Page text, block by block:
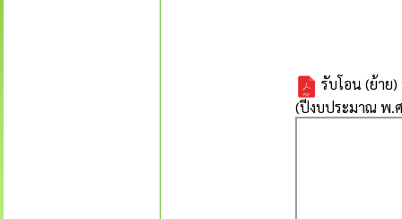
รับโอน (ย้าย
(ปีงบประมาณ พ.